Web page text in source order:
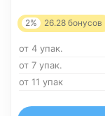
2% 26.28 бонусов
от 4 упак.
от 7 упак.
от 11 упак